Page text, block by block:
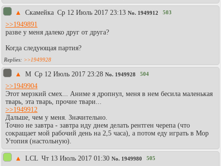
▲ Скамейка Ср 12 Июль 2017 23:13 No. 1949912 503
>>1949891
разве у меня далеко друг от друга?
Когда следующая партия?
>>1949928
▲ M Ср 12 Июль 2017 23:28 No. 1949928 504
>>1949904
Этот мерзкий смех... Аниме я дропнул, меня в нем бесила маленькая
тварь, эта тварь, прочие твари...
>>1949912
Дальше, чем у меня. Значительно.
Точно не завтра - завтра иду днем делать рентген черепа (что
сокращает мой рабочий день на 2,5 часа), а потом еду играть в Мор
Утопия (настольную).
▲ LCL Чт 13 Июль 2017 01:30 No. 1949980 505